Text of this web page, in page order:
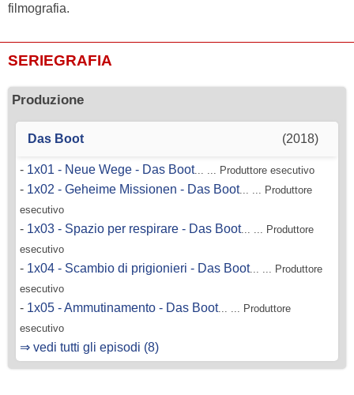
filmografia.
SERIEGRAFIA
Produzione
Das Boot (2018)
- 1x01 - Neue Wege - Das Boot... ... Produttore esecutivo
- 1x02 - Geheime Missionen - Das Boot... ... Produttore
esecutivo
- 1x03 - Spazio per respirare - Das Boot... ... Produttore
esecutivo
- 1x04 - Scambio di prigionieri - Das Boot... ... Produttore
esecutivo
- 1x05 - Ammutinamento - Das Boot... ... Produttore
esecutivo
⇒ vedi tutti gli episodi (8)